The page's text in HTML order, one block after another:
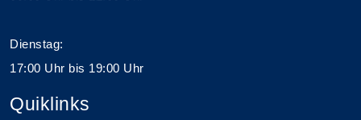
Dienstag:
17:00 Uhr bis 19:00 Uhr
Quiklinks